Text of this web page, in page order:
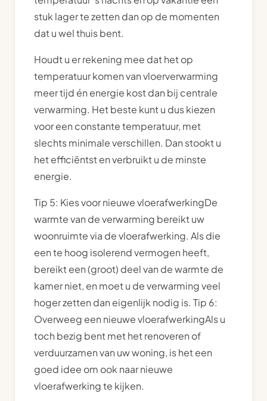
stuk lager te zetten dan op de momenten
dat u wel thuis bent.
Houdt u er rekening mee dat het op
temperatuur komen van vloerverwarming
meer tijd én energie kost dan bij centrale
verwarming. Het beste kunt u dus kiezen
voor een constante temperatuur, met
slechts minimale verschillen. Dan stookt u
het efficiëntst en verbruikt u de minste
energie.
Tip 5: Kies voor nieuwe vloerafwerkingDe
warmte van de verwarming bereikt uw
woonruimte via de vloerafwerking. Als die
een te hoog isolerend vermogen heeft,
bereikt een (groot) deel van de warmte de
kamer niet, en moet u de verwarming veel
hoger zetten dan eigenlijk nodig is. Tip 6:
Overweeg een nieuwe vloerafwerkingAls u
toch bezig bent met het renoveren of
verduurzamen van uw woning, is het een
goed idee om ook naar nieuwe
vloerafwerking te kijken.